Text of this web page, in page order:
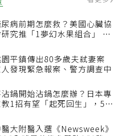
看更多
尿病前期怎麼救？美國心臟協
研究推「1夢幻水果組合」 酪
園平鎮傳出80多歲夫弒妻案
人發現緊急報案、警方調查中
沾鍋開始沾鍋怎麼辦？日本專
教1招有望「起死回生」，5情